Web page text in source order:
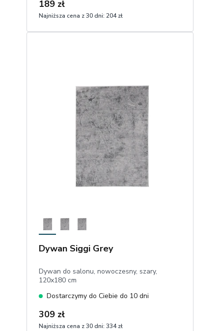
189 zł
Najniższa cena z 30 dni: 204 zł
1
Dywan Siggi Grey
Dywan do salonu, nowoczesny, szary,
120x180 cm
Dostarczymy do Ciebie do 10 dni
309 zł
Najniższa cena z 30 dni: 334 zł